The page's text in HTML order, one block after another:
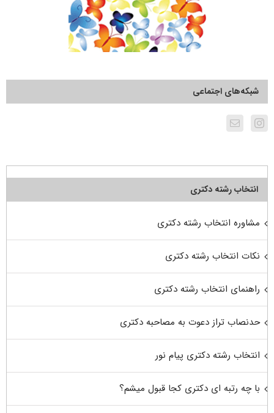
شبکه‌های اجتماعی
انتخاب رشته دکتری
مشاوره انتخاب رشته دکتری
نکات انتخاب رشته دکتری
راهنمای انتخاب رشته دکتری
حدنصاب تراز دعوت به مصاحبه دکتری
انتخاب رشته دکتری پیام نور
با چه رتبه ای دکتری کجا قبول میشم؟